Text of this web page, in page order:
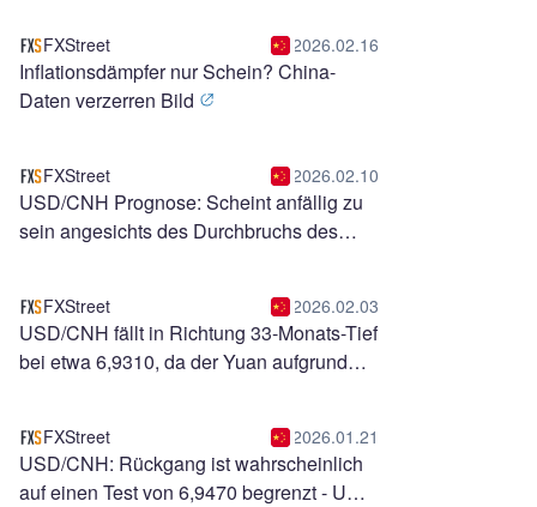
FXStreet 2026.02.16
Inflationsdämpfer nur Schein? China-
Daten verzerren Bild
FXStreet 2026.02.10
USD/CNH Prognose: Scheint anfällig zu
sein angesichts des Durchbruchs des
FXStreet 2026.02.03
USD/CNH fällt in Richtung 33-Monats-Tief
bei etwa 6,9310, da der Yuan aufgrund
FXStreet 2026.01.21
USD/CNH: Rückgang ist wahrscheinlich
auf einen Test von 6,9470 begrenzt - UOB